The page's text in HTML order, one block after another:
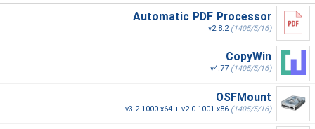
Automatic PDF Processor
v2.8.2(1405/5/16)
CopyWin
v4.77 (1405/5/16)
OSFMount
v3.2.1000 x64 + v2.0.1001 x86 (1405/5/16)